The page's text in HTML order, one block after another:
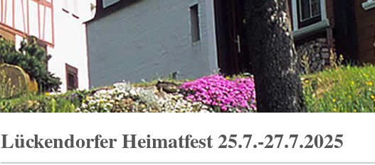
Lückendorfer Heimatfest 25.7.-27.7.2025